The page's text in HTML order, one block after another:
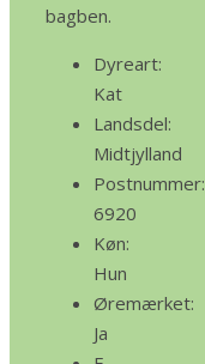
bagben.
Dyreart:
Kat
Landsdel:
Midtjylland
Postnummer:
6920
Køn:
Hun
Øremærket:
Ja